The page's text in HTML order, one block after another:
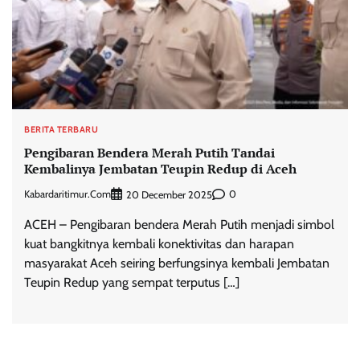
BERITA TERBARU
Pengibaran Bendera Merah Putih Tandai
Kembalinya Jembatan Teupin Redup di Aceh
Kabardaritimur.com 20 December 2025 0
ACEH – Pengibaran bendera Merah Putih menjadi simbol
kuat bangkitnya kembali konektivitas dan harapan
masyarakat Aceh seiring berfungsinya kembali Jembatan
Teupin Redup yang sempat terputus […]